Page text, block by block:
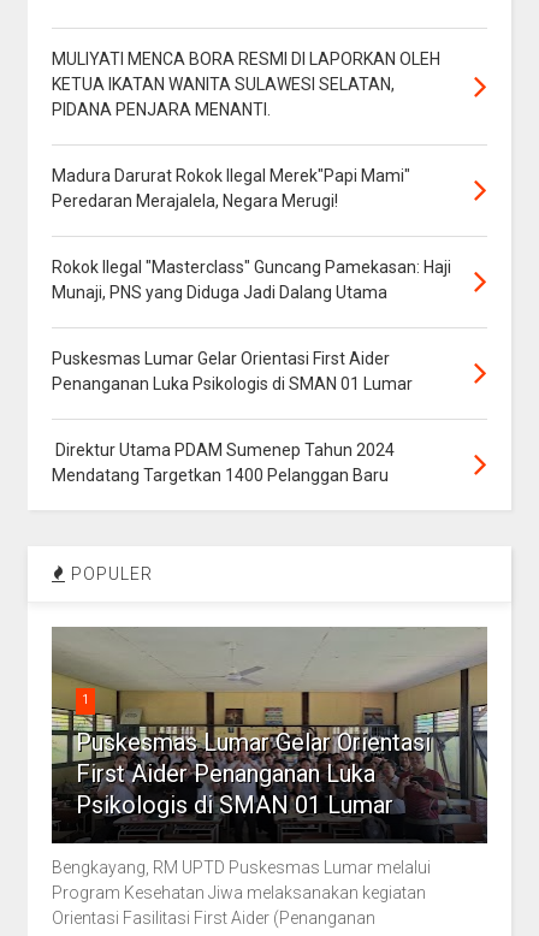
MULIYATI MENCA BORA RESMI DI LAPORKAN OLEH
KETUA IKATAN WANITA SULAWESI SELATAN,
PIDANA PENJARA MENANTI.
Madura Darurat Rokok Ilegal Merek"Papi Mami"
Peredaran Merajalela, Negara Merugi!
Rokok Ilegal "Masterclass" Guncang Pamekasan: Haji
Munaji, PNS yang Diduga Jadi Dalang Utama
Puskesmas Lumar Gelar Orientasi First Aider
Penanganan Luka Psikologis di SMAN 01 Lumar
Direktur Utama PDAM Sumenep Tahun 2024
Mendatang Targetkan 1400 Pelanggan Baru
POPULER
1
Puskesmas Lumar Gelar Orientasi
First Aider Penanganan Luka
Psikologis di SMAN 01 Lumar
Bengkayang, RM UPTD Puskesmas Lumar melalui
Program Kesehatan Jiwa melaksanakan kegiatan
Orientasi Fasilitasi First Aider (Penanganan